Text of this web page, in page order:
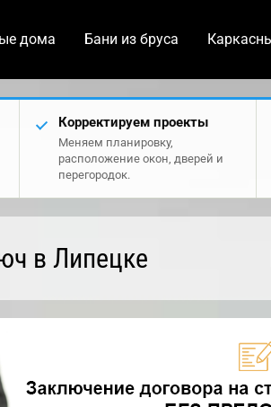
дома Бани из бруса
Корректируем проекты
Меняем планировку,
расположение окон, дверей и
перегородок.
в Липецке